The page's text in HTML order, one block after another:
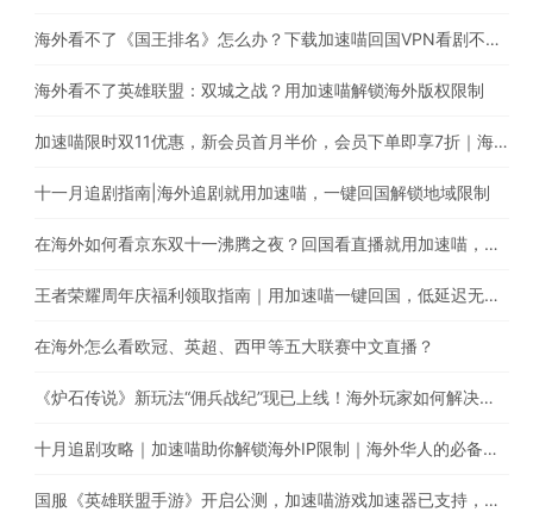
海外看不了《国王排名》怎么办？下载加速喵回国VPN看剧不受限
海外看不了英雄联盟：双城之战？用加速喵解锁海外版权限制
加速喵限时双11优惠，新会员首月半价，会员下单即享7折｜海外华人必备的回国游戏加速器
十一月追剧指南|海外追剧就用加速喵，一键回国解锁地域限制
在海外如何看京东双十一沸腾之夜？回国看直播就用加速喵，一键解锁海外版权限制
王者荣耀周年庆福利领取指南｜用加速喵一键回国，低延迟无卡顿，加速国服游戏的最佳选择
在海外怎么看欧冠、英超、西甲等五大联赛中文直播？
《炉石传说》新玩法“佣兵战纪”现已上线！海外玩家如何解决延迟卡顿、丢包等问题
十月追剧攻略｜加速喵助你解锁海外IP限制｜海外华人的必备回国加速器
国服《英雄联盟手游》开启公测，加速喵游戏加速器已支持，用加速喵一键回国加速国服游戏